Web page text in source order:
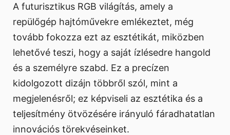
A futurisztikus RGB világítás, amely a
repülőgép hajtóművekre emlékeztet, még
tovább fokozza ezt az esztétikát, miközben
lehetővé teszi, hogy a saját ízlésedre hangold
és a személyre szabd. Ez a precízen
kidolgozott dizájn többről szól, mint a
megjelenésről; ez képviseli az esztétika és a
teljesítmény ötvözésére irányuló fáradhatatlan
innovációs törekvéseinket.